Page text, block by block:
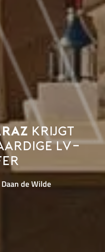
krijgt
LV-
Daan de Wilde